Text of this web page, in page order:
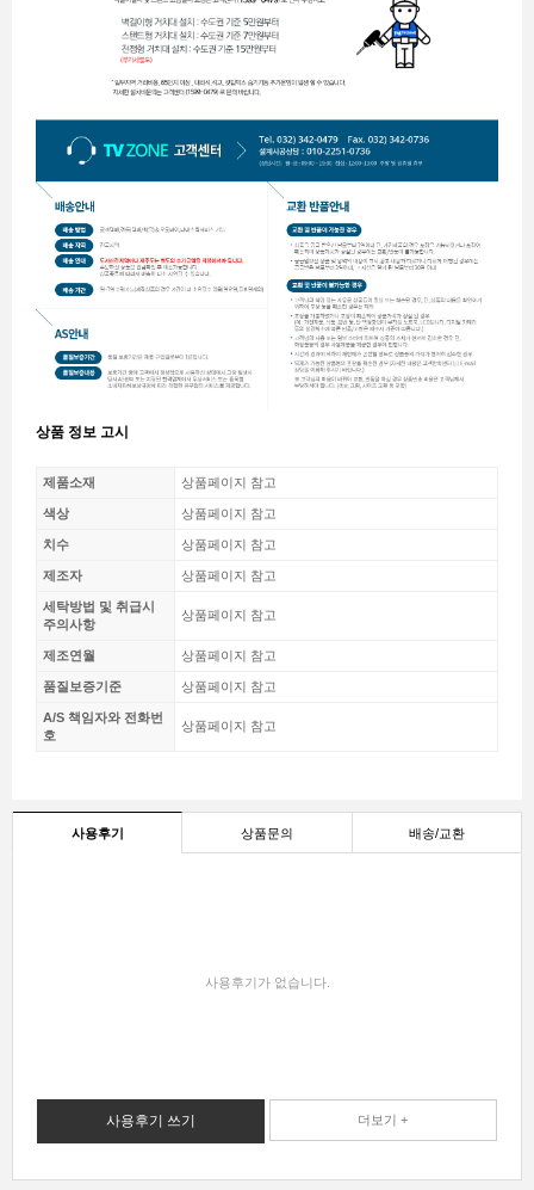
상품 정보 고시
제품소재 상품페이지 참고
색상 상품페이지 참고
치수 상품페이지 참고
제조자 상품페이지 참고
세탁방법 및 취급시
주의사항
상품페이지 참고
제조연월 상품페이지 참고
품질보증기준 상품페이지 참고
A/S 책임자와 전화번
호
상품페이지 참고
사용후기 상품문의 배송/교환
사용후기가 없습니다.
사용후기 쓰기 더보기 +